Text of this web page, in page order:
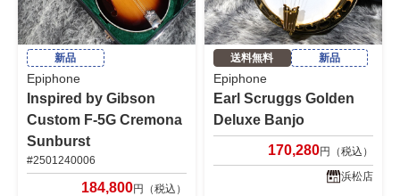
新品
Epiphone
Inspired by Gibson
Custom F-5G Cremona
Sunburst
#2501240006
184,800円（税込）
送料無料 新品
Epiphone
Earl Scruggs Golden
Deluxe Banjo
170,280円（税込）
浜松店